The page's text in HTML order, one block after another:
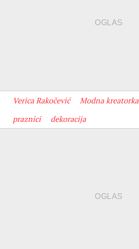
Verica Rakočević Modna kreatorka
praznici
dekoracija